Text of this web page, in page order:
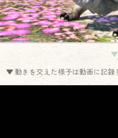
▼
▼ 動きを交えた様子は動画に記録